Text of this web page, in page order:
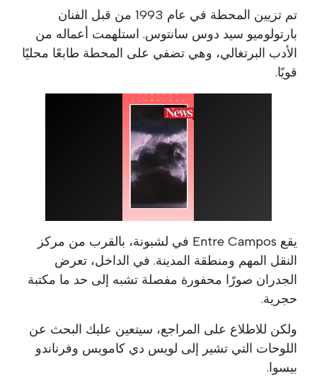
تم تزيين المحطة في عام 1993 من قبل الفنان
بارتولوميو سيد دوس سانتوس. استلهمت أعماله من
الأدب البرتغالي، وهي تضفي على المحطة طابعًا محليًا
قويًا.
يقع Entre Campos في لشبونة، بالقرب من مركز
النقل المهم ومنطقة المدينة. في الداخل، تعرض
الجدران صورًا محفورة مفصلة تشبه إلى حد ما مكتبة
حجرية.
ولكن للاطلاع على المراجع، سيتعين عليك البحث عن
اللوحات التي تشير إلى لويس دي كامويس وفرناندو
بيسوا.